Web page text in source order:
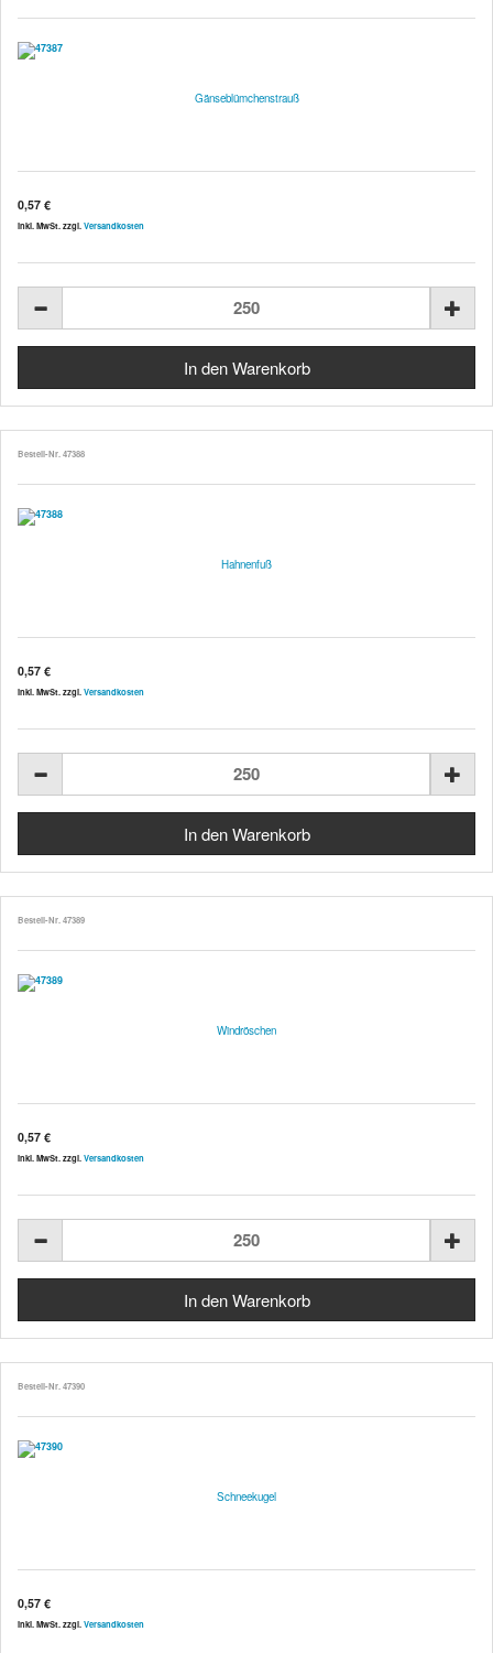
Gänseblümchenstrauß
0,57 €
inkl. MwSt. zzgl. Versandkosten
Bestell-Nr. 47388
Hahnenfuß
0,57 €
inkl. MwSt. zzgl. Versandkosten
Bestell-Nr. 47389
Windröschen
0,57 €
inkl. MwSt. zzgl. Versandkosten
Bestell-Nr. 47390
Schneekugel
0,57 €
inkl. MwSt. zzgl. Versandkosten